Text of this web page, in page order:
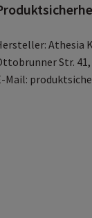
Athesia
Str.
Mail: